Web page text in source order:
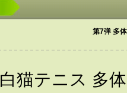
第7弹 多
白猫テニス 多